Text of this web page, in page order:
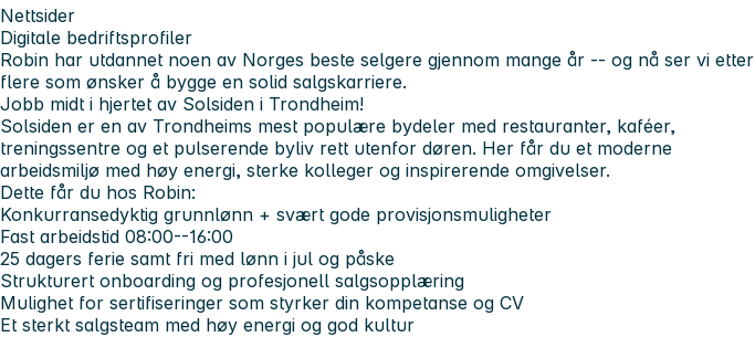
Nettsider
Digitale bedriftsprofiler
Robin har utdannet noen av Norges beste selgere gjennom mange år -- og nå ser vi etter
flere som ønsker å bygge en solid salgskarriere.
Jobb midt i hjertet av Solsiden i Trondheim!
Solsiden er en av Trondheims mest populære bydeler med restauranter, kaféer,
treningssentre og et pulserende byliv rett utenfor døren. Her får du et moderne
arbeidsmiljø med høy energi, sterke kolleger og inspirerende omgivelser.
Dette får du hos Robin:
Konkurransedyktig grunnlønn + svært gode provisjonsmuligheter
Fast arbeidstid 08:00--16:00
25 dagers ferie samt fri med lønn i jul og påske
Strukturert onboarding og profesjonell salgsopplæring
Mulighet for sertifiseringer som styrker din kompetanse og CV
Et sterkt salgsteam med høy energi og god kultur